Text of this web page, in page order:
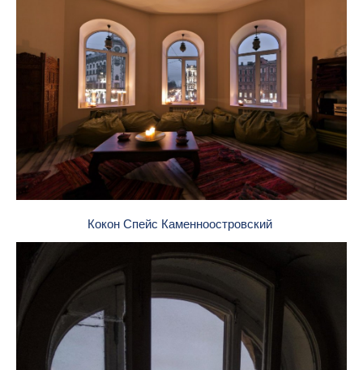
Кокон Спейс Каменноостровский